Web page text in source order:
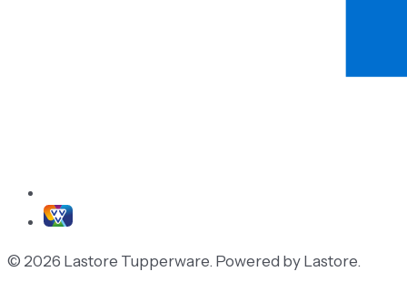
© 2026 Lastore Tupperware. Powered by Lastore.